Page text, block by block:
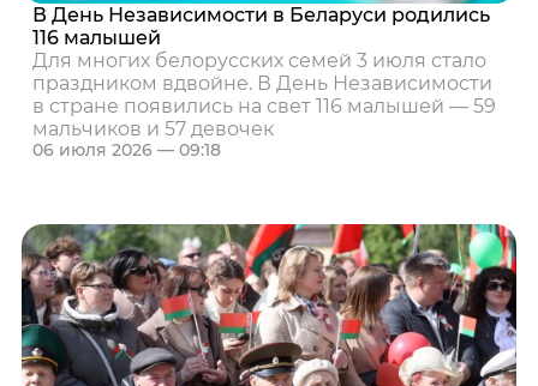
В День Независимости в Беларуси родились
116 малышей
Для многих белорусских семей 3 июля стало
праздником вдвойне. В День Независимости
в стране появились на свет 116 малышей — 59
мальчиков и 57 девочек
06 июля 2026 — 09:18